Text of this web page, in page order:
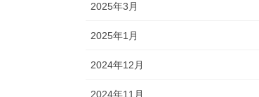
2025年3月
2025年1月
2024年12月
2024年11月